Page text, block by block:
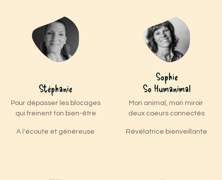
Stéphanie
Pour dépasser les blocages
qui freinent ton bien-être
A l'écoute et généreuse
Sophie
So Humanimal
Mon animal, mon miroir
deux coeurs connectés
Révélatrice bienveillante